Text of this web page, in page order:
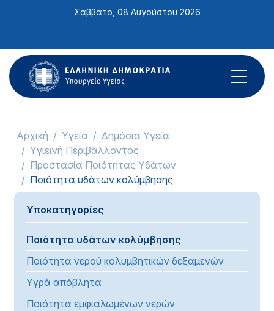
ιστότοπος
περιλαμβάνει
ένα
σύστημα
Σάββατο, 08 Αυγούστου 2026
Αρχική Υγεία
Δημόσια Υγεία
Υγιεινή Περιβάλλοντος
Προστασία Ποιότητας Υδάτων
Ποιότητα υδάτων κολύμβησης
Υποκατηγορίες
Ποιότητα υδάτων κολύμβησης
Ποιότητα νερού κολυμβητικών δεξαμενών
Υγρά απόβλητα
Ποιότητα εμφιαλωμένων νερών